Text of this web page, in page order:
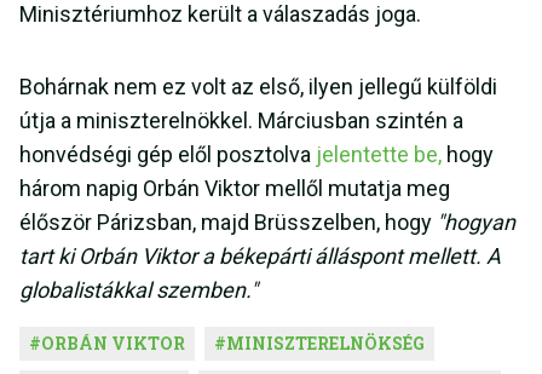
Minisztériumhoz került a válaszadás joga.
Bohárnak nem ez volt az első, ilyen jellegű külföldi
útja a miniszterelnökkel. Márciusban szintén a
honvédségi gép elől posztolva jelentette be, hogy
három napig Orbán Viktor mellől mutatja meg
élőször Párizsban, majd Brüsszelben, hogy "hogyan
tart ki Orbán Viktor a békepárti álláspont mellett. A
globalistákkal szemben."
#ORBÁN VIKTOR #MINISZTERELNÖKSÉG